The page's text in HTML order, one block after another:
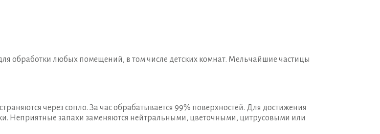
обработки любых помещений, в том числе детских комнат. Мельчайшие частицы
через сопло. За час обрабатывается 99% поверхностей. Для достижения
Неприятные запахи заменяются нейтральными, цветочными, цитрусовыми или